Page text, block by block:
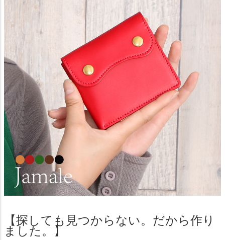
【探しても見つからない。だから作り
ました。】